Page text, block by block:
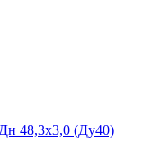
48,3х3,0 (Ду40)